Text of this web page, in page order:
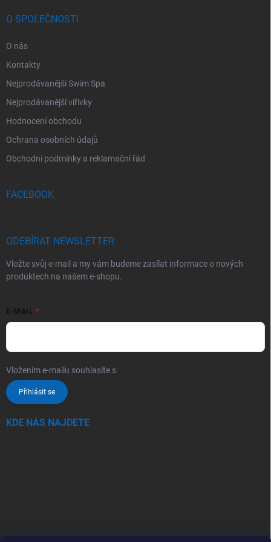
O SPOLEČNOSTI
O nás
Kontakty
Nejprodávanější Swim Spa
Nejprodávanější vířivky
Hodnocení obchodu
Ochrana osobních údajů
Obchodní podmínky a reklamační řád
FACEBOOK
ODEBÍRAT NEWSLETTER
Vložte svůj e-mail a my vám budeme zasílat informace o nových
produktech na našem e-shopu.
E-MAIL
Vložením e-mailu souhlasíte s
Přihlásit se
KDE NÁS NAJDETE